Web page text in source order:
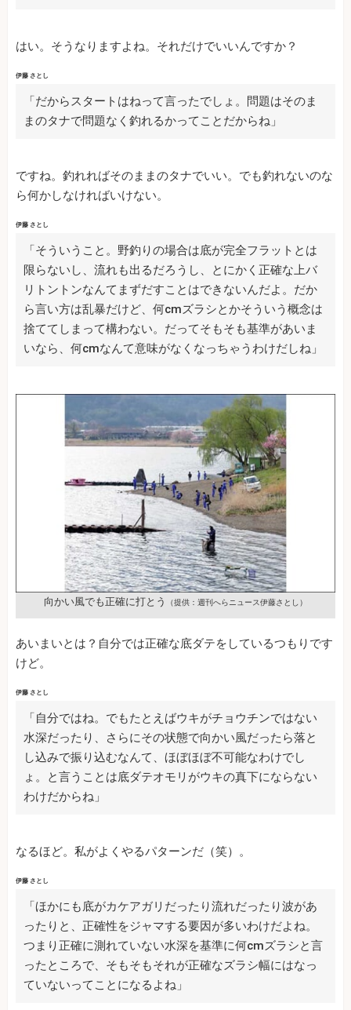
はい。そうなりますよね。それだけでいいんですか？
伊藤 さとし
「だからスタートはねって言ったでしょ。問題はそのま
まのタナで問題なく釣れるかってことだからね」
ですね。釣れればそのままのタナでいい。でも釣れないのな
ら何かしなければいけない。
伊藤 さとし
「そういうこと。野釣りの場合は底が完全フラットとは
限らないし、流れも出るだろうし、とにかく正確な上バ
リトントンなんてまずだすことはできないんだよ。だか
ら言い方は乱暴だけど、何cmズラシとかそういう概念は
捨ててしまって構わない。だってそもそも基準があいま
いなら、何cmなんて意味がなくなっちゃうわけだしね」
向かい風でも正確に打とう （提供：週刊へらニュース伊藤さとし）
あいまいとは？自分では正確な底ダテをしているつもりです
けど。
伊藤 さとし
「自分ではね。でもたとえばウキがチョウチンではない
水深だったり、さらにその状態で向かい風だったら落と
し込みで振り込むなんて、ほぼほぼ不可能なわけでし
ょ。と言うことは底ダテオモリがウキの真下にならない
わけだからね」
なるほど。私がよくやるパターンだ（笑）。
伊藤 さとし
「ほかにも底がカケアガリだったり流れだったり波があ
ったりと、正確性をジャマする要因が多いわけだよね。
つまり正確に測れていない水深を基準に何cmズラシと言
ったところで、そもそもそれが正確なズラシ幅にはなっ
ていないってことになるよね」